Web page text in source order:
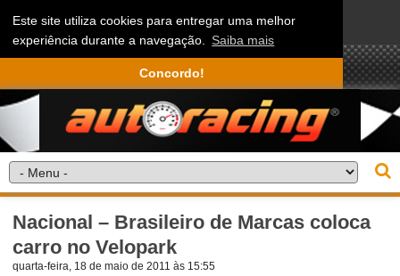
Este site utiliza cookies para entregar uma melhor
experiência durante a navegação. Saiba mais
Concordo!
Nacional – Brasileiro de Marcas coloca
carro no Velopark
quarta-feira, 18 de maio de 2011 às 15:55